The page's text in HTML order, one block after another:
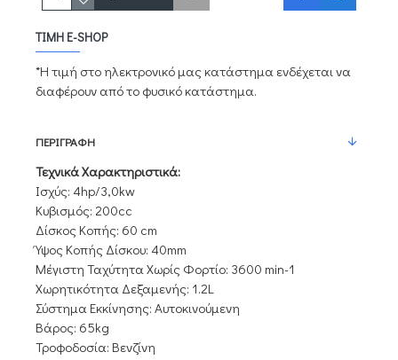
ΤΙΜΉ E-SHOP
*Η τιμή στο ηλεκτρονικό μας κατάστημα ενδέχεται να
διαφέρουν από το φυσικό κατάστημα.
ΠΕΡΙΓΡΑΦΉ
Τεχνικά Χαρακτηριστικά:
Ισχύς: 4hp/3,0kw
Κυβισμός: 200cc
Δίσκος Κοπής: 60 cm
Ύψος Κοπής Δίσκου: 40mm
Μέγιστη Ταχύτητα Χωρίς Φορτίο: 3600 min-1
Χωρητικότητα Δεξαμενής: 1.2L
Σύστημα Εκκίνησης: Αυτοκινούμενη
Βάρος: 65kg
Τροφοδοσία: Βενζίνη